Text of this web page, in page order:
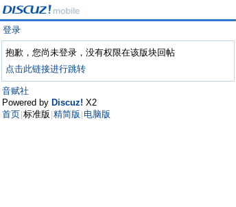
登录
抱歉，您尚未登录，没有权限在该版块回帖
点击此链接进行跳转
音赋社
Powered by Discuz! X2
首页 标准版 精简版 电脑版